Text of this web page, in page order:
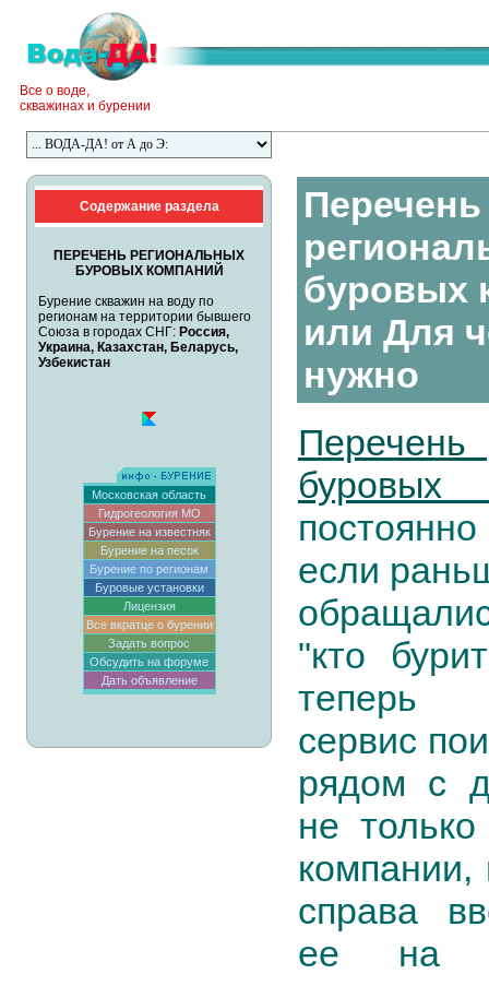
Все о воде,
скважинах и бурении
Содержание раздела
ПЕРЕЧЕНЬ РЕГИОНАЛЬНЫХ
БУРОВЫХ КОМПАНИЙ
Бурение скважин на воду по
регионам на территории бывшего
Союза в городах СНГ: Россия,
Украина, Казахстан, Беларусь,
Узбекистан
Московская область
Гидрогеология МО
Бурение на известняк
Бурение на песок
Бурение по регионам
Буровые установки
Лицензия
Все вкратце о бурении
Задать вопрос
Обсудить на форуме
Дать объявление
Перечень
буровых
или Для
нужно
Перечень
если
"кто
теперь
сервис
рядом с
не
справа
ее на